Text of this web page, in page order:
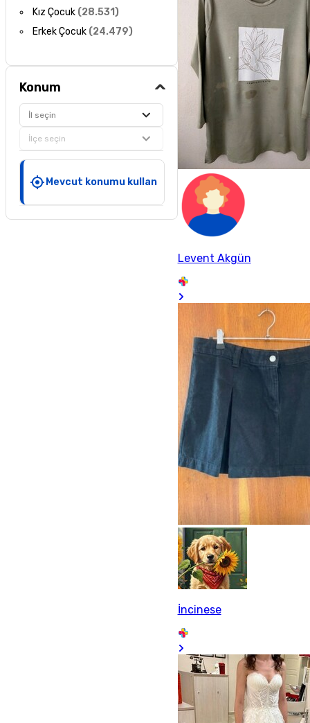
Kız Çocuk (28.531)
Erkek Çocuk (24.479)
Konum
İl seçin
İlçe seçin
Mevcut konumu kullan
Levent Akgün
İncinese